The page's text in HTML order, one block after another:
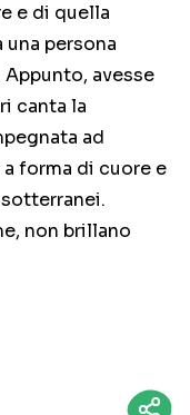
e di quella
persona
avesse
canta la
ad
forma di cuore e
non brillano